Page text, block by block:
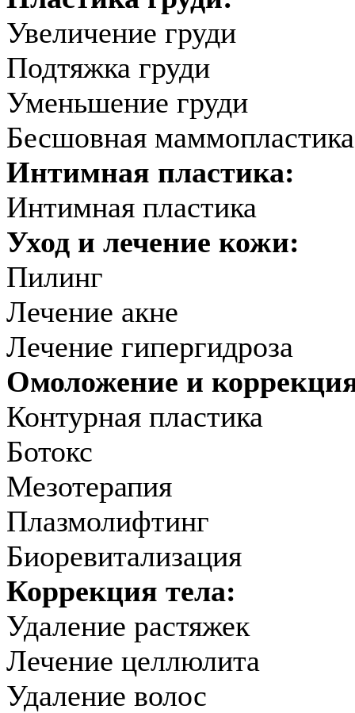
Увеличение груди
Подтяжка груди
Уменьшение груди
Бесшовная маммопластика
Интимная пластика:
Интимная пластика
Уход и лечение кожи:
Пилинг
Лечение акне
Лечение гипергидроза
Омоложение и
Контурная пластика
Ботокс
Мезотерапия
Плазмолифтинг
Биоревитализация
Коррекция тела:
Удаление растяжек
Лечение целлюлита
Удаление волос